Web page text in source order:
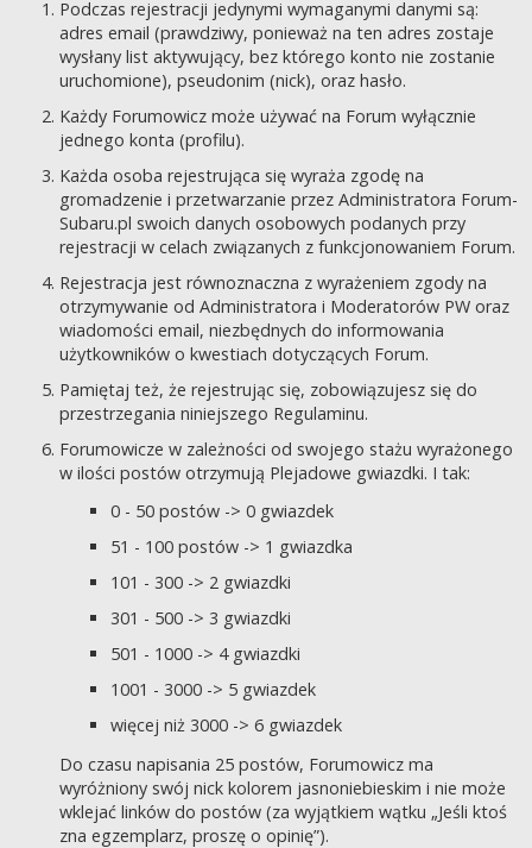
Podczas rejestracji jedynymi wymaganymi danymi są:
adres email (prawdziwy, ponieważ na ten adres zostaje
wysłany list aktywujący, bez którego konto nie zostanie
uruchomione), pseudonim (nick), oraz hasło.
Każdy Forumowicz może używać na Forum wyłącznie
jednego konta (profilu).
Każda osoba rejestrująca się wyraża zgodę na
gromadzenie i przetwarzanie przez Administratora Forum-
Subaru.pl swoich danych osobowych podanych przy
rejestracji w celach związanych z funkcjonowaniem Forum.
Rejestracja jest równoznaczna z wyrażeniem zgody na
otrzymywanie od Administratora i Moderatorów PW oraz
wiadomości email, niezbędnych do informowania
użytkowników o kwestiach dotyczących Forum.
Pamiętaj też, że rejestrując się, zobowiązujesz się do
przestrzegania niniejszego Regulaminu.
Forumowicze w zależności od swojego stażu wyrażonego
w ilości postów otrzymują Plejadowe gwiazdki. I tak:
0 - 50 postów -> 0 gwiazdek
51 - 100 postów -> 1 gwiazdka
101 - 300 -> 2 gwiazdki
301 - 500 -> 3 gwiazdki
501 - 1000 -> 4 gwiazdki
1001 - 3000 -> 5 gwiazdek
więcej niż 3000 -> 6 gwiazdek
Do czasu napisania 25 postów, Forumowicz ma
wyróżniony swój nick kolorem jasnoniebieskim i nie może
wklejać linków do postów (za wyjątkiem wątku „Jeśli ktoś
zna egzemplarz, proszę o opinię”).